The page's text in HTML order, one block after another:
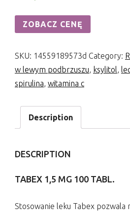
ZOBACZ CENĘ
SKU: 14559189573d Category:
w lewym podbrzuszu, ksylitol,
spirulina, witamina c
Description
DESCRIPTION
TABEX 1,5 MG 100 TABL.
Stosowanie leku Tabex pozwala